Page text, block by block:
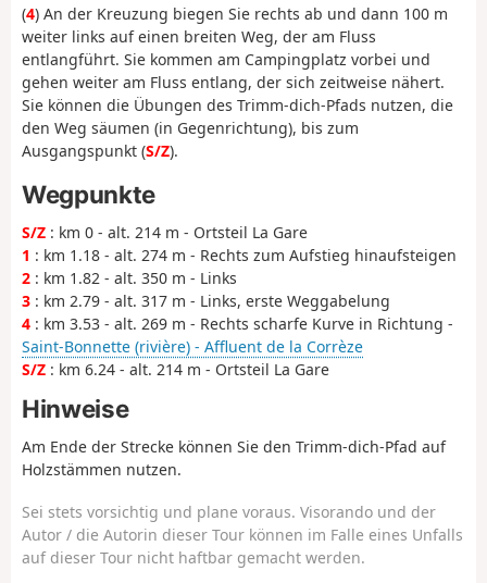
(4) An der Kreuzung biegen Sie rechts ab und dann 100 m
weiter links auf einen breiten Weg, der am Fluss
entlangführt. Sie kommen am Campingplatz vorbei und
gehen weiter am Fluss entlang, der sich zeitweise nähert.
Sie können die Übungen des Trimm-dich-Pfads nutzen, die
den Weg säumen (in Gegenrichtung), bis zum
Ausgangspunkt (S/Z).
Wegpunkte
S/Z : km 0 - alt. 214 m - Ortsteil La Gare
1 : km 1.18 - alt. 274 m - Rechts zum Aufstieg hinaufsteigen
2 : km 1.82 - alt. 350 m - Links
3 : km 2.79 - alt. 317 m - Links, erste Weggabelung
4 : km 3.53 - alt. 269 m - Rechts scharfe Kurve in Richtung -
Saint-Bonnette (rivière) - Affluent de la Corrèze
S/Z : km 6.24 - alt. 214 m - Ortsteil La Gare
Hinweise
Am Ende der Strecke können Sie den Trimm-dich-Pfad auf
Holzstämmen nutzen.
Sei stets vorsichtig und plane voraus. Visorando und der
Autor / die Autorin dieser Tour können im Falle eines Unfalls
auf dieser Tour nicht haftbar gemacht werden.